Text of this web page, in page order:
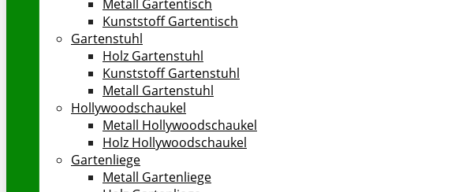
Metall Gartentisch
Kunststoff Gartentisch
Gartenstuhl
Holz Gartenstuhl
Kunststoff Gartenstuhl
Metall Gartenstuhl
Hollywoodschaukel
Metall Hollywoodschaukel
Holz Hollywoodschaukel
Gartenliege
Metall Gartenliege